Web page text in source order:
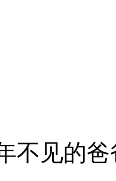
不见的爸